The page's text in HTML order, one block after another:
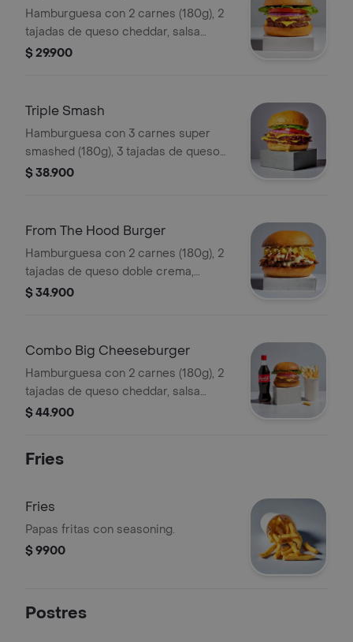
Hamburguesa con 2 carnes (180g), 2
tajadas de queso cheddar, salsa
magía, vegetales y pepinillos a
$ 29.900
Triple Smash
Hamburguesa con 3 carnes super
smashed (180g), 3 tajadas de queso
cheddar derretido y salsa bruger.
$ 38.900
From The Hood Burger
Hamburguesa con 2 carnes (180g), 2
tajadas de queso doble crema,
tocineta crocante, piña, papitas
$ 34.900
Combo Big Cheeseburger
Hamburguesa con 2 carnes (180g), 2
tajadas de queso cheddar, salsa
magía, vegetales y pepinillos a
$ 44.900
Fries
Fries
Papas fritas con seasoning.
$ 9900
Postres